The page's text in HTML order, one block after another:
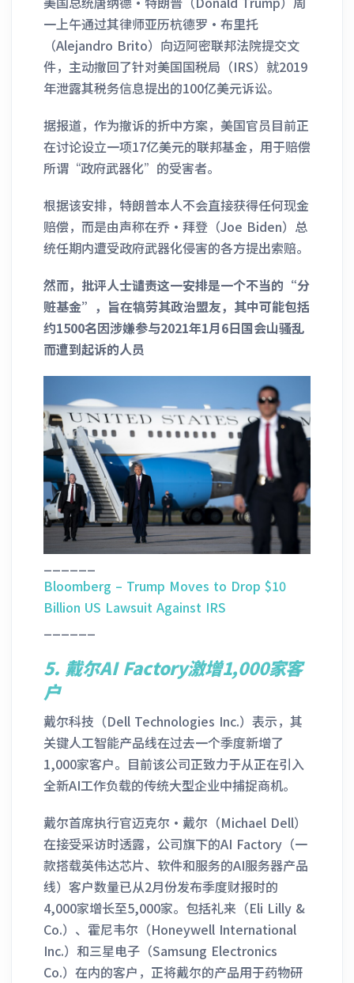
一上午通过其律师亚历杭德罗·布里托
（Alejandro Brito）向迈阿密联邦法院提交文
件，主动撤回了针对美国国税局（IRS）就2019
年泄露其税务信息提出的100亿美元诉讼。
据报道，作为撤诉的折中方案，美国官员目前正
在讨论设立一项17亿美元的联邦基金，用于赔偿
所谓“政府武器化”的受害者。
根据该安排，特朗普本人不会直接获得任何现金
赔偿，而是由声称在乔·拜登（Joe Biden）总
统任期内遭受政府武器化侵害的各方提出索赔。
然而，批评人士谴责这一安排是一个不当的“分
赃基金”，旨在犒劳其政治盟友，其中可能包括
约1500名因涉嫌参与2021年1月6日国会山骚乱
而遭到起诉的人员
Bloomberg – Trump Moves to Drop $10
Billion US Lawsuit Against IRS
5. 戴尔AI Factory激增1,000家客
户
戴尔科技（Dell Technologies Inc.）表示，其
关键人工智能产品线在过去一个季度新增了
1,000家客户。目前该公司正致力于从正在引入
全新AI工作负载的传统大型企业中捕捉商机。
戴尔首席执行官迈克尔·戴尔（Michael Dell）
在接受采访时透露，公司旗下的AI Factory（一
款搭载英伟达芯片、软件和服务的AI服务器产品
线）客户数量已从2月份发布季度财报时的
4,000家增长至5,000家。包括礼来（Eli Lilly &
Co.）、霍尼韦尔（Honeywell International
Inc.）和三星电子（Samsung Electronics
Co.）在内的客户，正将戴尔的产品用于药物研